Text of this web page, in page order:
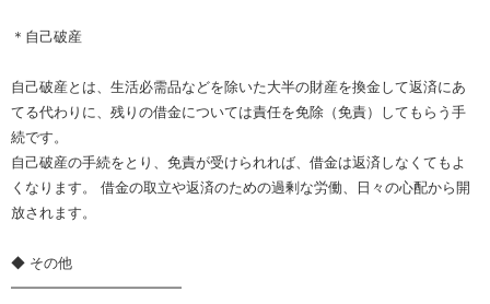
＊自己破産
自己破産とは、生活必需品などを除いた大半の財産を換金して返済にあ
てる代わりに、残りの借金については責任を免除（免責）してもらう手
続です。
自己破産の手続をとり、免責が受けられれば、借金は返済しなくてもよ
くなります。 借金の取立や返済のための過剰な労働、日々の心配から開
放されます。
◆ その他
━━━━━━━━━━━━